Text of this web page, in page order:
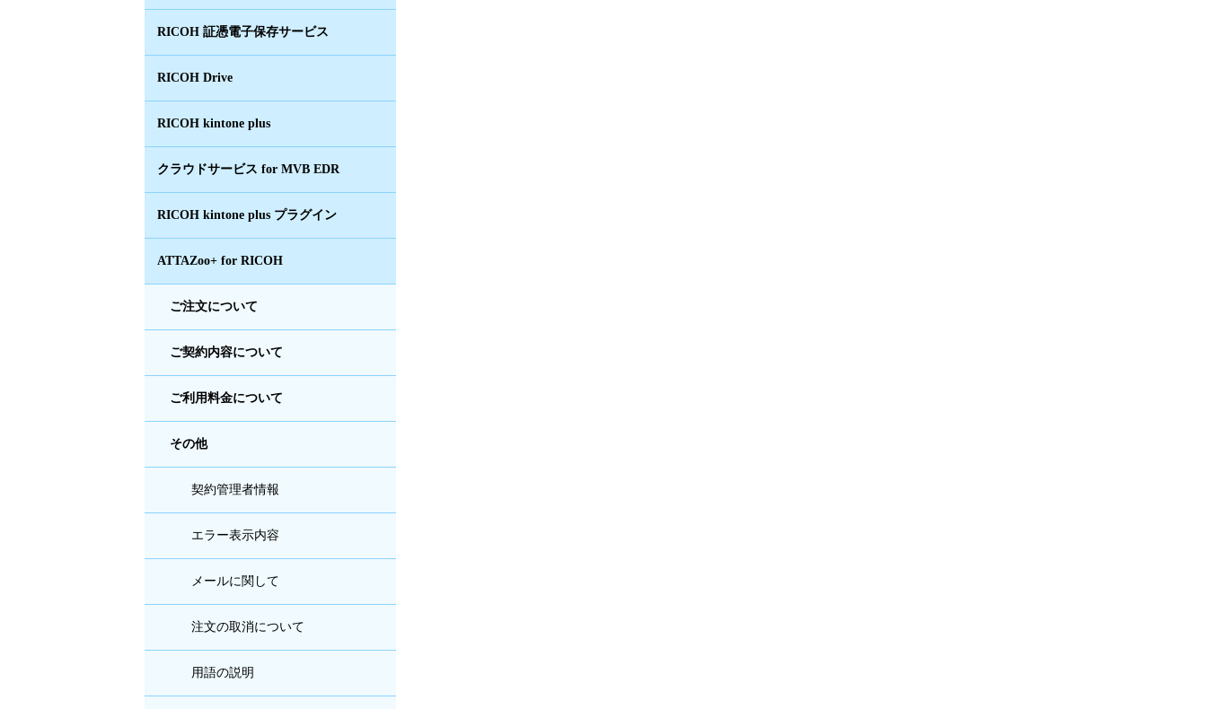
RICOH 証憑電子保存サービス
RICOH Drive
RICOH kintone plus
クラウドサービス for MVB EDR
RICOH kintone plus プラグイン
ATTAZoo+ for RICOH
ご注文について
ご契約内容について
ご利用料金について
その他
契約管理者情報
エラー表示内容
メールに関して
注文の取消について
用語の説明